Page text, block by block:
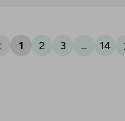
1 2 3 ... 14